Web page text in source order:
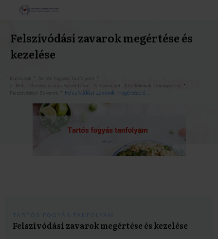
Felszívódási zavarok megértése és
kezelése
Kurzusok
Tartós Fogyás Tanfolyam
2. Hét – Metabolizmus Beindítása – A Szervezet „kézifékének” Kiengedése
Felszívódási Zavarok
Felszívódási zavarok megértése és kezelése
TARTÓS FOGYÁS TANFOLYAM
Felszívódási zavarok megértése és kezelése